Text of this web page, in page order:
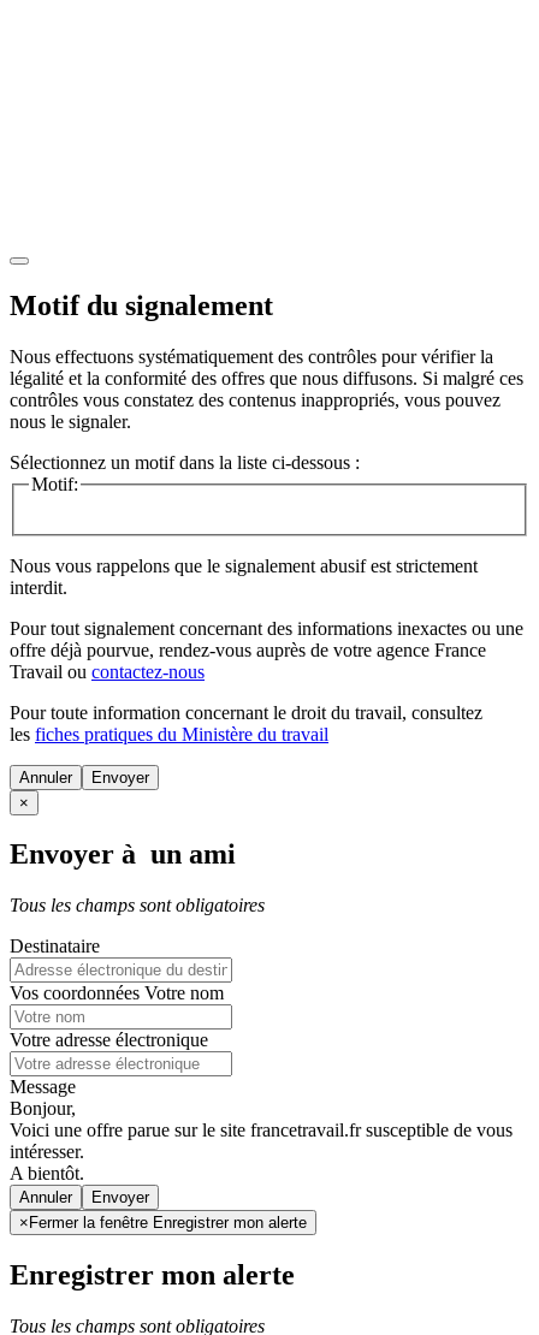
Motif du signalement
Nous effectuons systématiquement des contrôles pour vérifier la
légalité et la conformité des offres que nous diffusons. Si malgré ces
contrôles vous constatez des contenus inappropriés, vous pouvez
nous le signaler.
Sélectionnez un motif dans la liste ci-dessous :
Motif:
Nous vous rappelons que le signalement abusif est strictement
interdit.
Pour tout signalement concernant des informations inexactes ou une
offre déjà pourvue, rendez-vous auprès de votre agence France
Travail ou contactez-nous
Pour toute information concernant le droit du travail, consultez
les fiches pratiques du Ministère du travail
Annuler
×
Envoyer à un ami
Tous les champs sont obligatoires
Destinataire
Vos coordonnées Votre nom
Votre adresse électronique
Message
Bonjour,
Voici une offre parue sur le site francetravail.fr susceptible de vous
intéresser.
A bientôt.
Annuler
× Fermer la fenêtre Enregistrer mon alerte
Enregistrer mon alerte
Tous les champs sont obligatoires